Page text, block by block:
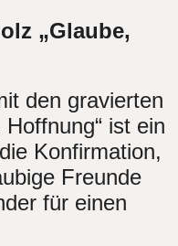
„Glaube,
den gravierten
ist ein
Konfirmation,
Freunde
für einen